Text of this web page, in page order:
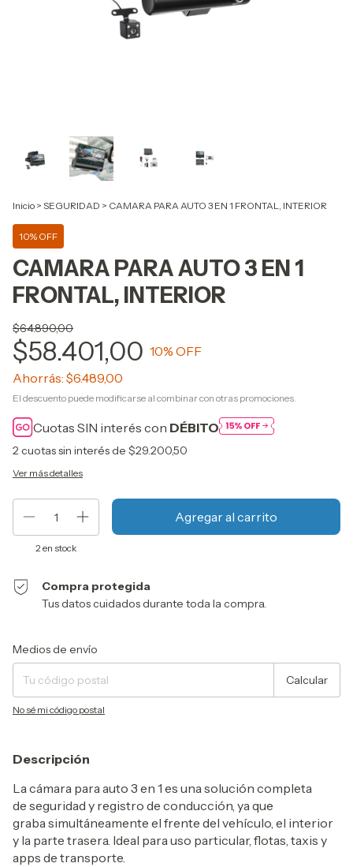
Inicio > SEGURIDAD > CAMARA PARA AUTO 3 EN 1 FRONTAL, INTERIOR
10% OFF
CAMARA PARA AUTO 3 EN 1
FRONTAL, INTERIOR
$64.890,00
$58.401,00 10% OFF
Ahorrás: $6.489,00
El descuento puede modificarse al combinar con otras promociones.
Cuotas SIN interés con DÉBITO
2cuotas sin interés de $29.200,50
Ver más detalles
2 en stock
Compra protegida
Tus datos cuidados durante toda la compra.
Entregas para el CP:
Medios de envío
Calcular
No sé mi código postal
Descripción
La cámara para auto 3 en 1 es una solución completa
de seguridad y registro de conducción, ya que
graba simultáneamente el frente del vehículo, el interior
y la parte trasera. Ideal para uso particular, flotas, taxis y
apps de transporte.